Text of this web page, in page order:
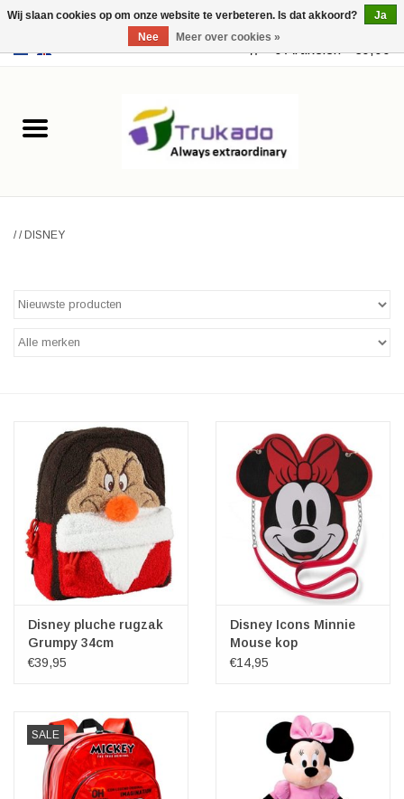
USD 0 Artikelen - €0,00
Leer
Merchandise
Gothic Steampunk
Veronese Design
Giftware & Lifestyle &
Collectables
Bezoek ons
Nieuw
Aanbiedingen
//DISNEY
Disney pluche rugzak
Grumpy 34cm
€39,95
Disney Icons Minnie
Mouse kop
schoudertasje
€14,95
SALE
Wij slaan cookies op om onze website te verbeteren. Is dat akkoord?
Ja
Nee
Meer over cookies »